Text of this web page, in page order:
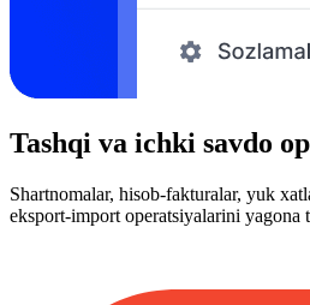
Tashqi va ichki savdo
Shartnomalar, hisob-fakturalar, yuk
eksport-import operatsiyalarini